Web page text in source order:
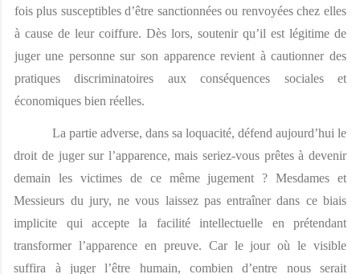
fois plus susceptibles d’être sanctionnées ou renvoyées chez elles
à cause de leur coiffure. Dès lors, soutenir qu’il est légitime de
juger une personne sur son apparence revient à cautionner des
pratiques discriminatoires aux conséquences sociales et
économiques bien réelles.
La partie adverse, dans sa loquacité, défend aujourd’hui le
droit de juger sur l’apparence, mais seriez-vous prêtes à devenir
demain les victimes de ce même jugement ? Mesdames et
Messieurs du jury, ne vous laissez pas entraîner dans ce biais
implicite qui accepte la facilité intellectuelle en prétendant
transformer l’apparence en preuve. Car le jour où le visible
suffira à juger l’être humain, combien d’entre nous serait